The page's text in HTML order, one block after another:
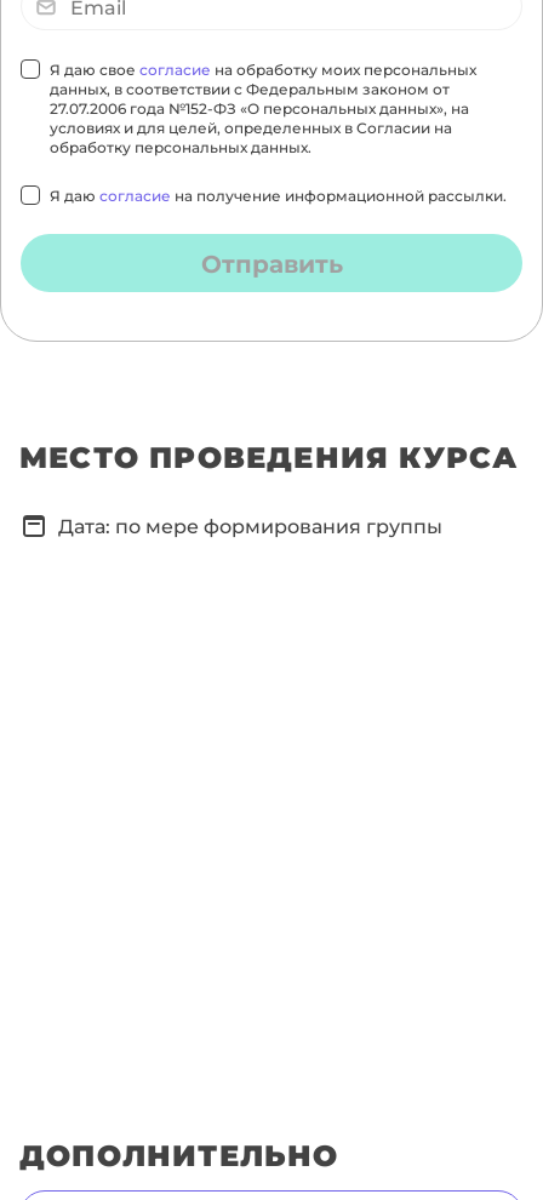
Я даю свое согласие на обработку моих персональных
данных, в соответствии с Федеральным законом от
27.07.2006 года №152-ФЗ «О персональных данных», на
условиях и для целей, определенных в Согласии на
обработку персональных данных.
Я даю согласие на получение информационной рассылки.
Отправить
МЕСТО ПРОВЕДЕНИЯ КУРСА
Дата: по мере формирования группы
ДОПОЛНИТЕЛЬНО